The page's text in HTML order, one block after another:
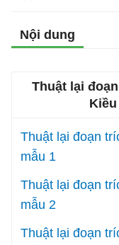
Nội dung
Thuật lại
Thuật lại đoạn
mẫu 1
Thuật lại đoạn
mẫu 2
Thuật lại đoạn